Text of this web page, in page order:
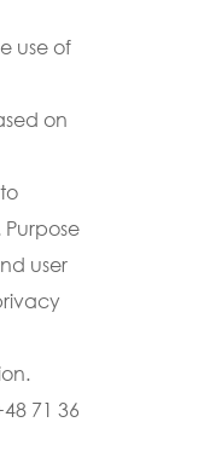
use of
on
user
71 36